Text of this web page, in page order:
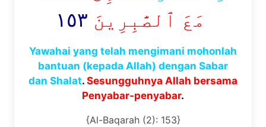
مَعَ ٱلصَّٰبِرِينَ ١٥٣
Yawahai yang telah mengimani mohonlah
bantuan (kepada Allah) dengan Sabar
dan Shalat. Sesungguhnya Allah bersama
Penyabar-penyabar.
{Al-Baqarah (2): 153}